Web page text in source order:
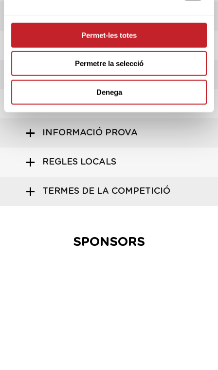
Permet-les totes
Permetre la selecció
Denega
LIVESCORING
HORARI SORTIDES
INSCRIPCIONS
INFORMACIÓ PROVA
REGLES LOCALS
TERMES DE LA COMPETICIÓ
SPONSORS